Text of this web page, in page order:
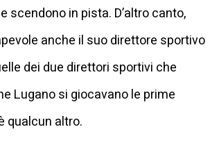
scendono in pista. D’altro canto,
anche il suo direttore sportivo
dei due direttori sportivi che
Lugano si giocavano le prime
qualcun altro.